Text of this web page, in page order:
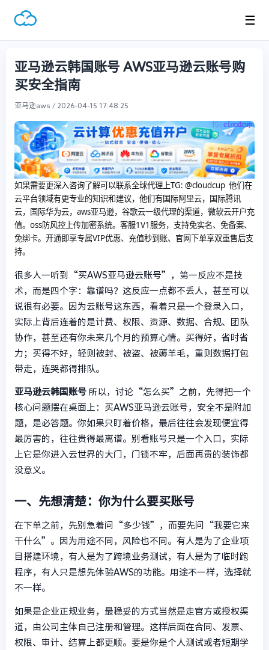
☰
亚马逊云韩国账号 AWS亚马逊云账号购
买安全指南
亚马逊aws / 2026-04-15 17:48:25
如果需要更深入咨询了解可以联系全球代理上TG: @cloudcup 他们在
云平台领域有更专业的知识和建议，他们有国际阿里云，国际腾讯
云，国际华为云，aws亚马逊，谷歌云一级代理的渠道，微软云开户充
值。oss防风控上传加密系统。客服1V1服务，支持免实名、免备案、
免绑卡。开通即享专属VIP优惠、充值秒到账、官网下单享双重售后支
持。
很多人一听到“买AWS亚马逊云账号”，第一反应不是技
术，而是四个字：靠谱吗？这反应一点都不丢人，甚至可以
说很有必要。因为云账号这东西，看着只是一个登录入口，
实际上背后连着的是计费、权限、资源、数据、合规、团队
协作，甚至还有你未来几个月的预算心情。买得好，省时省
力；买得不好，轻则被封、被盗、被薅羊毛，重则数据打包
带走，连哭都得排队。
亚马逊云韩国账号 所以，讨论“怎么买”之前，先得把一个
核心问题摆在桌面上：买AWS亚马逊云账号，安全不是附加
题，是必答题。你如果只盯着价格，最后往往会发现便宜得
最厉害的，往往贵得最离谱。别看账号只是一个入口，实际
上它是你进入云世界的大门，门锁不牢，后面再贵的装饰都
没意义。
一、先想清楚：你为什么要买账号
在下单之前，先别急着问“多少钱”，而要先问“我要它来
干什么”。因为用途不同，风险也不同。有人是为了企业项
目搭建环境，有人是为了跨境业务测试，有人是为了临时跑
程序，有人只是想先体验AWS的功能。用途不一样，选择就
不一样。
如果是企业正规业务，最稳妥的方式当然是走官方或授权渠
道，由公司主体自己注册和管理。这样后面在合同、发票、
权限、审计、结算上都更顺。要是你是个人测试或者短期学